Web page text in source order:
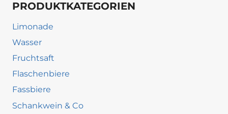
PRODUKTKATEGORIEN
Limonade
Wasser
Fruchtsaft
Flaschenbiere
Fassbiere
Schankwein & Co